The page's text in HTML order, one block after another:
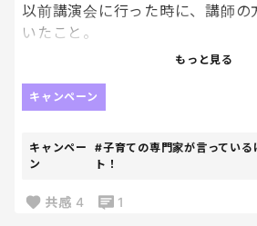
以前講演会に行った時に、講師の
いたこと。
生まれつきの資質もあるから、で
これ、結構難しい😓
まう。。
もっと見る
キャンペーン
キャンペー
ン
#子育ての専門家が言っている
ト！
共感 4 1